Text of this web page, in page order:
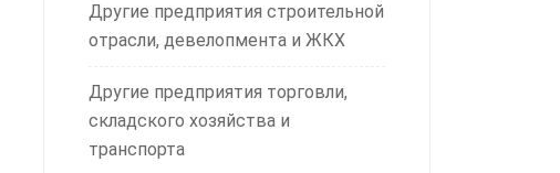
Другие предприятия строительной
отрасли, девелопмента и ЖКХ
Другие предприятия торговли,
складского хозяйства и
транспорта